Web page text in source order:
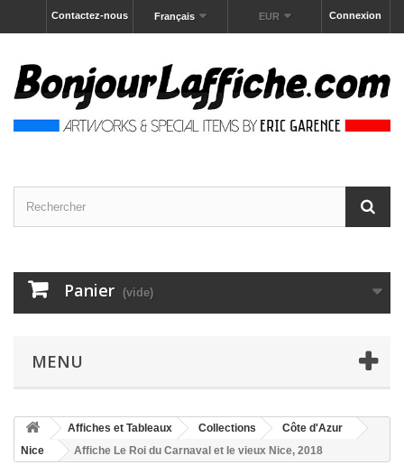
Connexion
EUR
Français
Contactez-nous
Panier (vide)
MENU
Affiches et Tableaux Collections
Côte d'Azur
Nice
Affiche Le Roi du Carnaval et le vieux Nice, 2018